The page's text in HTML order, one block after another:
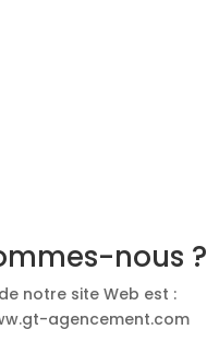
nous ?
notre site Web est :
agencement.com